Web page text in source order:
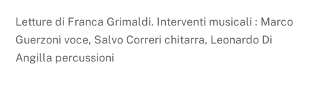
Letture di Franca Grimaldi. Interventi musicali : Marco
Guerzoni voce, Salvo Correri chitarra, Leonardo Di
Angilla percussioni